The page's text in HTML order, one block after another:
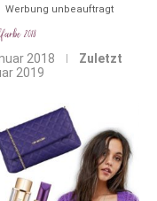
Werbung unbeauftragt
2018
2018
Zuletzt
2019